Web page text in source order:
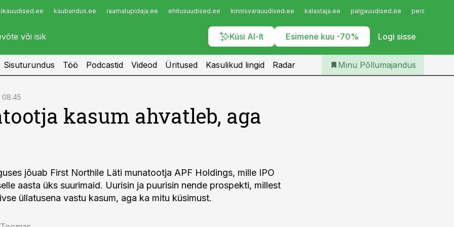
kaubandus.ee raamatupidaja.ee ehitusuudised.ee kinnisvarauudised.ee kalastaja.ee palgauudised.ee
Küsi AI-lt Esimene kuu -70% Logi sisse
Infopank
Iseteenindus
Telli Põllumajandus
Sisuturundus Töö Podcastid Videod Üritused Kasulikud lingid Radar Minu Põllumajandus
08:45
kasum ahvatleb, aga
jõuab First Northile Läti munatootja APF Holdings, mille IPO
aasta üks suurimaid. Uurisin ja puurisin nende prospekti, millest
üllatusena vastu kasum, aga ka mitu küsimust.